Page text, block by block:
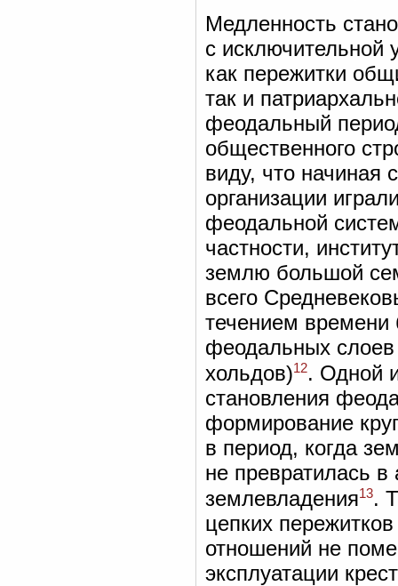
Медленность
с исключительной
как пережитки
так и
феодальный
общественного
виду, что
организации
феодальной
частности,
землю большой
всего
течением времени
феодальных
хольдов)12. Одной
становления
формирование
в период, когда
не превратилась
землевладения13.
цепких
отношений не
эксплуатации